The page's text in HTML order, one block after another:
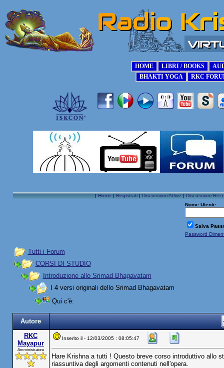
[Home|Registrati|Discussioni Attive|Discussioni
Nome Utente:
Salva
Password
Tutti i Forum
CORSI DI STUDIO
Introduzione allo Srimad Bhagavatam
I 4 versi originali dello Srimad Bhagavatam
Qui c'è:
Autore
RKC
Mayapur
Amministratore
Inserito il - 12/03/2005 : 08:05:47
Hare Krishna a tutti ! Questo breve corso introduttivo allo
riassuntiva degli argomenti contenuti nell'opera.